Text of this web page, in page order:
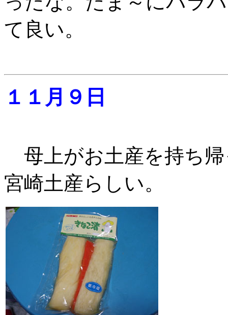
て良い。
１１月９日
母上がお土産を持ち
宮崎土産らしい。